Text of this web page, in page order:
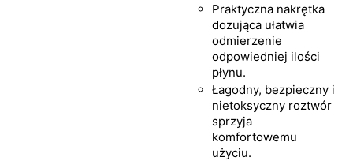
Praktyczna nakrętka
dozująca ułatwia
odmierzenie
odpowiedniej ilości
płynu.
Łagodny, bezpieczny i
nietoksyczny roztwór
sprzyja
komfortowemu
użyciu.